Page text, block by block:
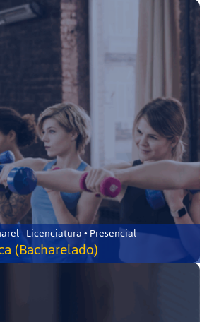
- Licenciatura • Presencial
(Bacharelado)